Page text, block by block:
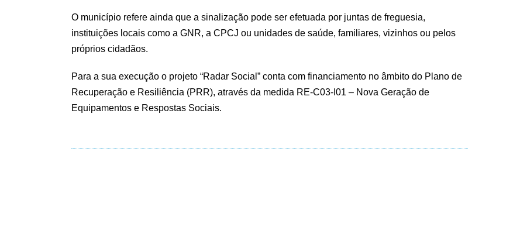
O município refere ainda que a sinalização pode ser efetuada por juntas de freguesia,
instituições locais como a GNR, a CPCJ ou unidades de saúde, familiares, vizinhos ou pelos
próprios cidadãos.
Para a sua execução o projeto “Radar Social” conta com financiamento no âmbito do Plano de
Recuperação e Resiliência (PRR), através da medida RE-C03-I01 – Nova Geração de
Equipamentos e Respostas Sociais.